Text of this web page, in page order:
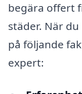
begära offert
städer. När
på följande
expert: